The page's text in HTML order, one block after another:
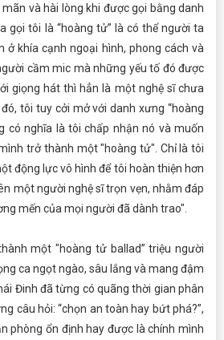
và hài lòng khi được gọi bằng danh
gọi tôi là “hoàng tử” là có thể người ta
ở khía cạnh ngoại hình, phong cách và
cầm mic mà những yếu tố đó được
giọng hát thì hẳn là một nghệ sĩ chưa
tôi tuy cởi mở với danh xưng “hoàng
có nghĩa là tôi chấp nhận nó và muốn
trở thành một "hoàng tử". Chỉ là tôi
động lực vô hình để tôi hoàn thiện hơn
một người nghệ sĩ trọn vẹn, nhằm đáp
mến của mọi người đã dành trao".
một "hoàng tử ballad” triệu người
ca ngọt ngào, sâu lắng và mang đậm
Đinh đã từng có quãng thời gian phân
câu hỏi: “chọn an toàn hay bứt phá?”,
phòng ổn định hay được là chính mình